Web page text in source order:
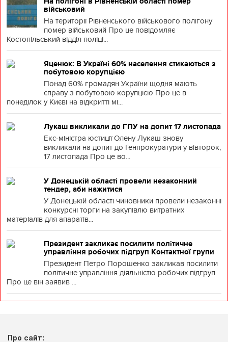
військовий
На території Рівненського військового полігону
помер військовий Про це повідомляє
Костопільський відділ поліці...
Яценюк: В Україні 60% населення стикаються з
побутовою корупцією
Понад 60% громадян України щодня мають
справу з побутовою корупцією Про це в
понеділок у Києві на відкритті мі...
Лукаш викликали до ГПУ на допит 17 листопада
Екс-міністра юстиції Олену Лукаш знову
викликали на допит до Генпрокуратури у вівторок,
17 листопада Про це во...
У Донецькій області провели незаконний
тендер, аби нажитися
У Донецькій області чиновники провели незаконні
конкурсні торги на закупівлю витратних
матеріалів для апаратів...
Президент закликає посилити політичне
управління робочих підгруп Контактної групи
Президент Петро Порошенко закликав посилити
політичне управління діяльністю робочих підгруп
Про це він заявив ...
Про сайт: